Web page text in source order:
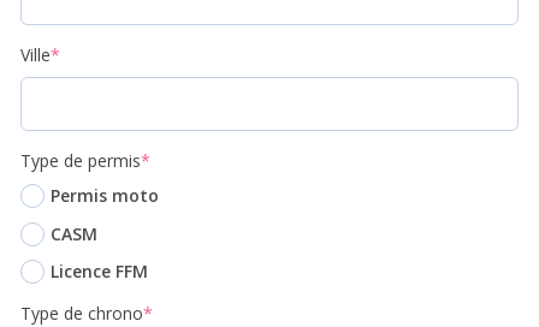
Ville*
Type de permis*
Permis moto
CASM
Licence FFM
Type de chrono*